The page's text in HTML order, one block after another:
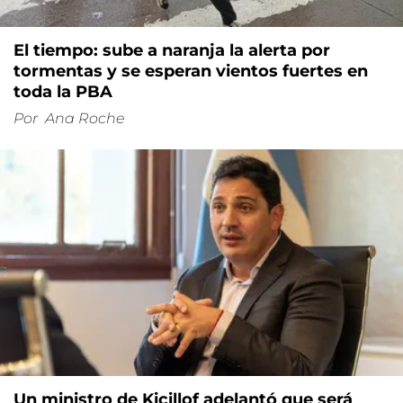
El tiempo: sube a naranja la alerta por
tormentas y se esperan vientos fuertes en
toda la PBA
Por Ana Roche